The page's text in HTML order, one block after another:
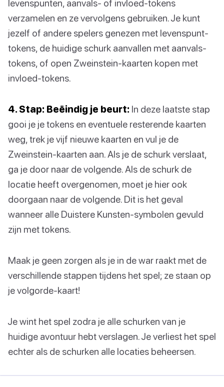
levenspunten, aanvals- of invloed-tokens
verzamelen en ze vervolgens gebruiken. Je kunt
jezelf of andere spelers genezen met levenspunt-
tokens, de huidige schurk aanvallen met aanvals-
tokens, of open Zweinstein-kaarten kopen met
invloed-tokens.
4. Stap: Beëindig je beurt: In deze laatste stap
gooi je je tokens en eventuele resterende kaarten
weg, trek je vijf nieuwe kaarten en vul je de
Zweinstein-kaarten aan. Als je de schurk verslaat,
ga je door naar de volgende. Als de schurk de
locatie heeft overgenomen, moet je hier ook
doorgaan naar de volgende. Dit is het geval
wanneer alle Duistere Kunsten-symbolen gevuld
zijn met tokens.
Maak je geen zorgen als je in de war raakt met de
verschillende stappen tijdens het spel; ze staan op
je volgorde-kaart!
Je wint het spel zodra je alle schurken van je
huidige avontuur hebt verslagen. Je verliest het spel
echter als de schurken alle locaties beheersen.